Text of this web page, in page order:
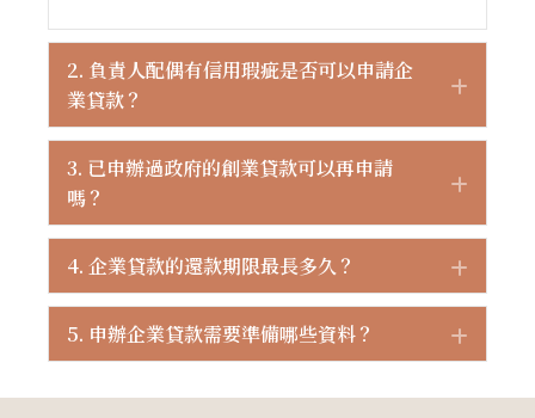
2. 負責人配偶有信用瑕疵是否可以申請企
業貸款？
3. 已申辦過政府的創業貸款可以再申請
嗎？
4. 企業貸款的還款期限最長多久？
5. 申辦企業貸款需要準備哪些資料？